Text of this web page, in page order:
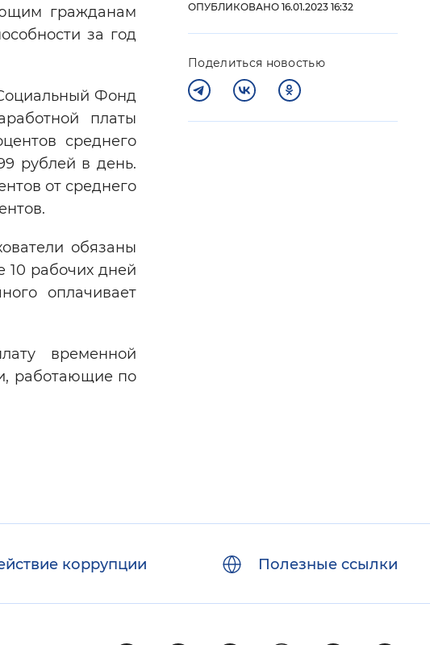
гражданам
за год
Фонд
платы
среднего
рублей в день.
от среднего
обязаны
10 рабочих дней
оплачивает
временной
работающие по
ОПУБЛИКОВАНО 16.01.2023 16:32
Поделиться новостью
коррупции Полезные ссылки